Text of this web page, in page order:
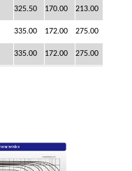
325.50 170.00 213.00
335.00 172.00 275.00
335.00 172.00 275.00